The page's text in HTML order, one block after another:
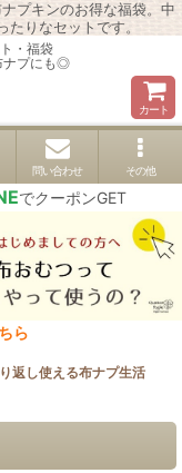
プキンのお得な福袋。中
りなセットです。
・福袋
ナプにも◎
カート
問い合わせ その他
でクーポンGET
ら
返し使える布ナプ生活